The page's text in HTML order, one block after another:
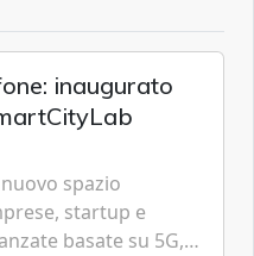
inaugurato
spazio
startup e
basate su 5G,